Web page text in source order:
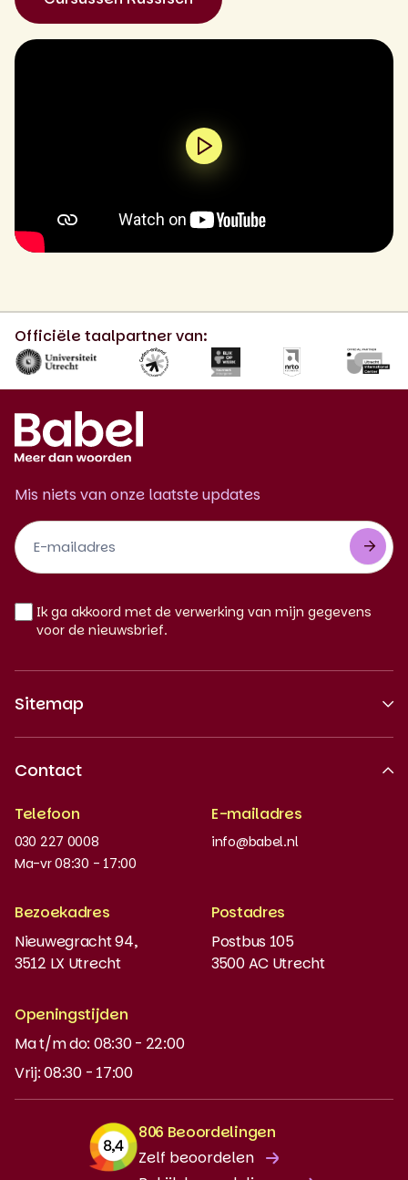
0:00 / 2:05
Officiële taalpartner van:
Mis niets van onze laatste updates
Footer
Newsletter
NL
Ik ga akkoord met de verwerking van mijn gegevens
voor de nieuwsbrief.
Sitemap
Nieuws en updates
Instaptoets
MyBabel
NT2
DUO-lening
Contact
Telefoon
030 227 0008
Ma-vr 08:30 - 17:00
E-mailadres
info@babel.nl
Bezoekadres
Nieuwegracht 94,
3512 LX Utrecht
Postadres
Postbus 105
3500 AC Utrecht
Openingstijden
Ma t/m do: 08:30 - 22:00
Vrij: 08:30 - 17:00
806 Beoordelingen
Zelf beoordelen